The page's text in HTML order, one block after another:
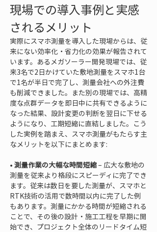
現場での導入事例と実感
されるメリット
実際にスマホ測量を導入した現場からは、従
来にない効率化・省力化の効果が報告されて
います。あるメガソーラー開発現場では、従
来3名で2日かけていた敷地測量をスマホ1台
で1名が半日で完了し、測量会社への外注費
も削減できました。また別の現場では、高精
度な点群データを即日中に共有できるように
なった結果、設計変更の判断を翌日に下せる
ようになり、工期短縮に直結しました。こう
した実例を踏まえ、スマホ測量がもたらす主
なメリットを以下にまとめます:
• 測量作業の大幅な時間短縮 – 広大な敷地の
測量を従来より格段にスピーディに完了でき
ます。従来は数日を要した測量が、スマホと
RTK技術の活用で数時間以内に完了した例
もあります。測量にかかる時間が短縮される
ことで、その後の設計・施工工程を早期に開
始でき、プロジェクト全体のリードタイム短